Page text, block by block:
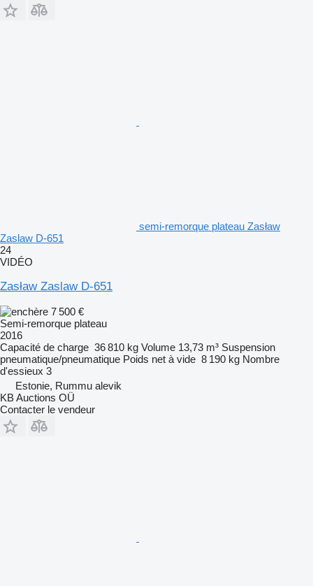
semi-remorque plateau Zasław
Zaslaw D-651
24
VIDÉO
Zasław Zaslaw D-651
7 500 €
Semi-remorque plateau
2016
Capacité de charge 36 810 kg Volume 13,73 m³ Suspension
pneumatique/pneumatique Poids net à vide 8 190 kg Nombre
d'essieux 3
Estonie, Rummu alevik
KB Auctions OÜ
Contacter le vendeur